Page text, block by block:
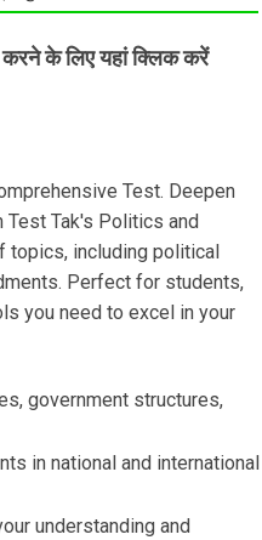
के लिए यहां क्लिक करें
Test. Deepen
Tak's Politics and
topics, including political
Perfect for students,
you need to excel in your
government structures,
in national and international
understanding and